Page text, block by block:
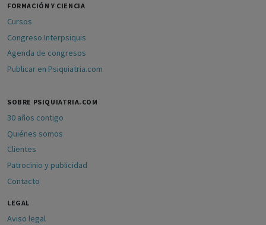
FORMACIÓN Y CIENCIA
Cursos
Congreso Interpsiquis
Agenda de congresos
Publicar en Psiquiatria.com
SOBRE PSIQUIATRIA.COM
30 años contigo
Quiénes somos
Clientes
Patrocinio y publicidad
Contacto
LEGAL
Aviso legal